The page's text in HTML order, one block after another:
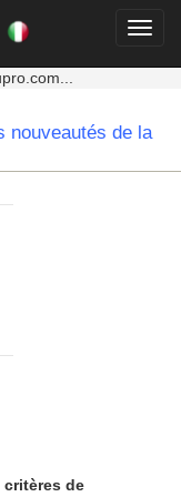
nouveautés de la
de